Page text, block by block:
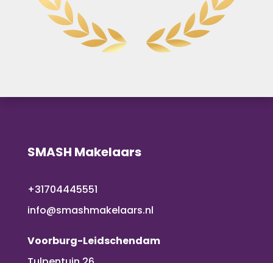
SMASH Makelaars
+31704445551
info@smashmakelaars.nl
Voorburg-Leidschendam